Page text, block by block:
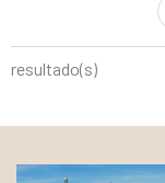
resultado(s)